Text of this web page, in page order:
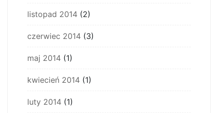
listopad 2014 (2)
czerwiec 2014 (3)
maj 2014 (1)
kwiecień 2014 (1)
luty 2014 (1)